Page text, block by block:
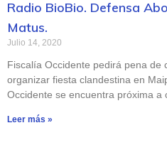
Radio BioBio. Defensa
Matus.
Julio 14, 2020
Fiscalía Occidente pedirá pena de
organizar fiesta clandestina en
Occidente se encuentra próxima a
Leer más »